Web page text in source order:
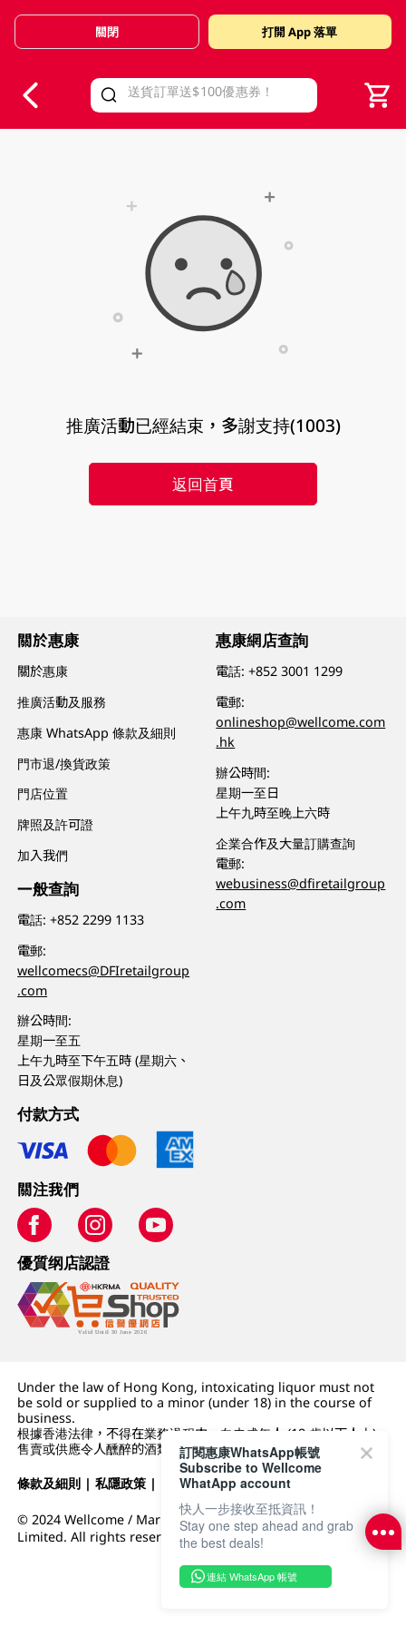
Valid Until 30 June 2026
關閉 打開 App 落單
推廣活動已經結束，多謝支持(1003)
返回首頁
關於惠康
關於惠康
推廣活動及服務
惠康 WhatsApp 條款及細則
門市退/換貨政策
門店位置
牌照及許可證
加入我們
一般查詢
電話:+852 2299 1133
電郵:
wellcomecs@DFIretailgroup
.com
辦公時間:
星期一至五
上午九時至下午五時 (星期六、
日及公眾假期休息)
惠康網店查詢
電話:+852 3001 1299
電郵:
onlineshop@wellcome.com
.hk
辦公時間:
星期一至日
上午九時至晚上六時
企業合作及大量訂購查詢
電郵:
webusiness@dfiretailgroup
.com
付款方式
關注我們
優質纲店認證
Under the law of Hong Kong, intoxicating liquor must not
be sold or supplied to a minor (under 18) in the course of
business.
根據香港法律，不得在業務過程中，向未成年人 (18 歲以下人士)
售賣或供應令人醺醉的酒類。
條款及細則 |私隱政策 | DFI零售集團
© 2024 Wellcome / Market Place. The Dairy Farm Company
Limited. All rights reserved.
訂閱惠康WhatsApp帳號
Subscribe to Wellcome
WhatApp account
快人一步接收至抵資訊！
Stay one step ahead and grab
the best deals!
連結 WhatsApp 帳號